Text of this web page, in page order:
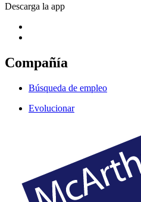
Descarga la app
Compañía
Búsqueda de empleo
Evolucionar